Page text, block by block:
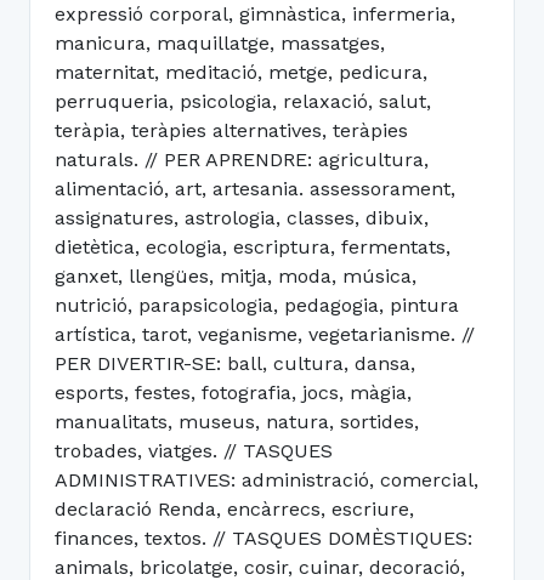
expressió corporal, gimnàstica, infermeria,
manicura, maquillatge, massatges,
maternitat, meditació, metge, pedicura,
perruqueria, psicologia, relaxació, salut,
teràpia, teràpies alternatives, teràpies
naturals. // PER APRENDRE: agricultura,
alimentació, art, artesania. assessorament,
assignatures, astrologia, classes, dibuix,
dietètica, ecologia, escriptura, fermentats,
ganxet, llengües, mitja, moda, música,
nutrició, parapsicologia, pedagogia, pintura
artística, tarot, veganisme, vegetarianisme. //
PER DIVERTIR-SE: ball, cultura, dansa,
esports, festes, fotografia, jocs, màgia,
manualitats, museus, natura, sortides,
trobades, viatges. // TASQUES
ADMINISTRATIVES: administració, comercial,
declaració Renda, encàrrecs, escriure,
finances, textos. // TASQUES DOMÈSTIQUES:
animals, bricolatge, cosir, cuinar, decoració,